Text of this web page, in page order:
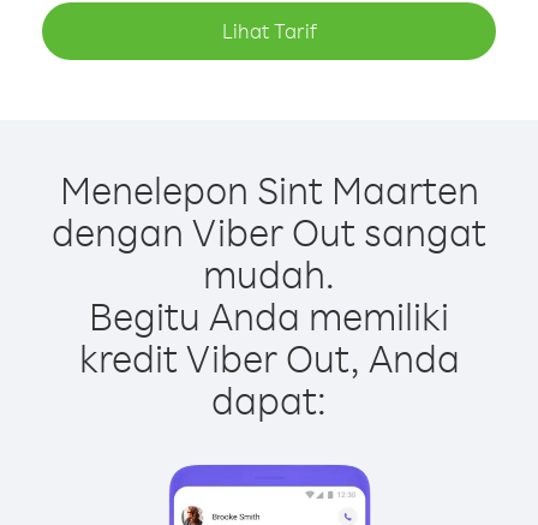
Lihat Tarif
Menelepon Sint Maarten
dengan Viber Out sangat
mudah.
Begitu Anda memiliki
kredit Viber Out, Anda
dapat: